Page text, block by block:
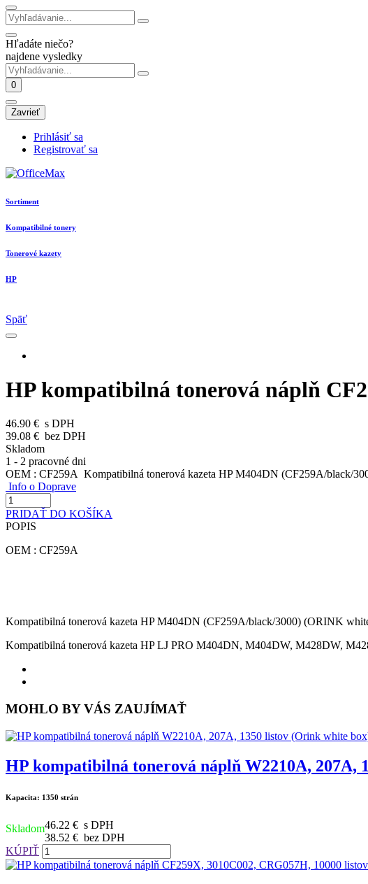
Hľadáte niečo?
najdene vysledky
0
Zavrieť
Prihlásiť sa
Registrovať sa
Sortiment
Kompatibilné tonery
Tonerové kazety
HP
Späť
HP kompatibilná tonerová náplň
46.90 € s DPH
39.08 € bez DPH
Skladom
1 - 2 pracovné dni
OEM : CF259A Kompatibilná tonerová kazeta HP M404DN (CF259A/black/
Info o Doprave
PRIDAŤ DO KOŠÍKA
POPIS
OEM : CF259A
Kompatibilná tonerová kazeta HP M404DN (CF259A/black/3000) (ORINK
Kompatibilná tonerová kazeta HP LJ PRO M404DN, M404DW, M428DW,
MOHLO BY VÁS ZAUJÍMAŤ
HP kompatibilná tonerová náplň W2210A, 207A,
Kapacita: 1350 strán
Skladom46.22 € s DPH
38.52 € bez DPH
KÚPIŤ